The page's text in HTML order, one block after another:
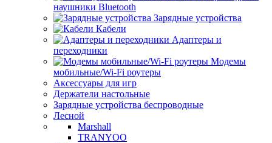
наушники Bluetooth
Зарядные устройства
Кабели
Адаптеры и
переходники
Модемы
мобильные/Wi-Fi роутеры
Аксессуары для игр
Держатели настольные
Зарядные устройства беспроводные
Лесной
Marshall
TRANYOO